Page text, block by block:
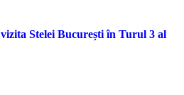
Stelei București în Turul 3 al